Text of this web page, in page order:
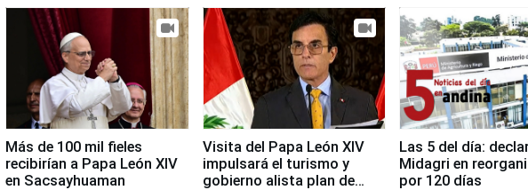
Más de 100 mil fieles
recibirían a Papa León XIV
en Sacsayhuaman
Visita del Papa León XIV
impulsará el turismo y
gobierno alista plan de
Las 5 del día:
Midagri en
por 120 días